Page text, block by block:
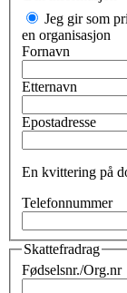
Jeg gir som
en organisasjon
Fornavn
Etternavn
Epostadresse
En kvittering på
Telefonnummer
Skattefradrag
Fødselsnr./Org.nr